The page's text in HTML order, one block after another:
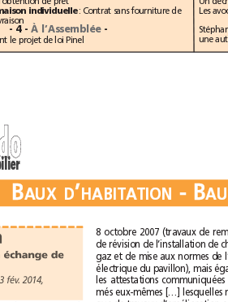
: Condition d’obtention de prêt
Construction de maison individuelle : Contrat sans fourniture de
plan: garantie de livraison
- 4 - À l’Assemblée -
Les députés adoptent le projet de loi Pinel
o
o
immobilier
B
BA
AU
U X
X D
D’
’ H
H A
A B
B T
TA
AT
T O
O N
N -
- B
BA
A U
U
Loyer gratuit en échange de
(CA Paris, Pôle 4, ch. 9, 13 fév. 2014,